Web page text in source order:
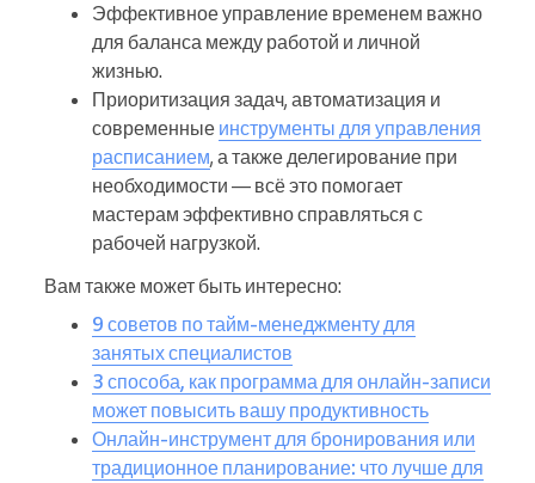
Эффективное управление временем важно
для баланса между работой и личной
жизнью.
Приоритизация задач, автоматизация и
современные инструменты для управления
расписанием, а также делегирование при
необходимости — всё это помогает
мастерам эффективно справляться с
рабочей нагрузкой.
Вам также может быть интересно:
9 советов по тайм-менеджменту для
занятых специалистов
3 способа, как программа для онлайн-записи
может повысить вашу продуктивность
Онлайн-инструмент для бронирования или
традиционное планирование: что лучше для